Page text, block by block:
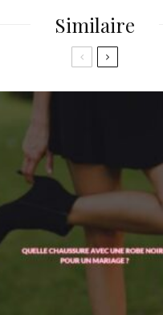
Similaire